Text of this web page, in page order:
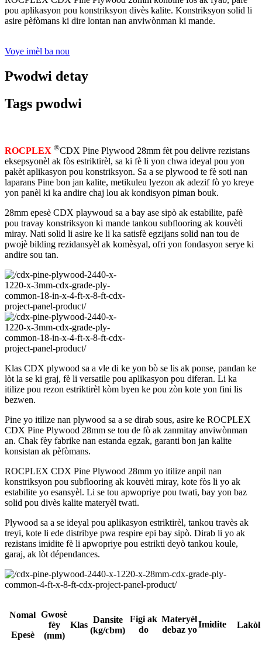
pou aplikasyon pou konstriksyon divès kalite. Konstriksyon solid li
asire pèfòmans ki dire lontan nan anviwònman ki mande.
Voye imèl ba nou
Pwodwi detay
Tags pwodwi
ROCPLEX ®CDX Pine Plywood 28mm fèt pou delivre rezistans
eksepsyonèl ak fòs estriktirèl, sa ki fè li yon chwa ideyal pou yon
pakèt aplikasyon pou konstriksyon. Sa a se plywood te fè soti nan
laparans Pine bon jan kalite, metikuleu lyezon ak adezif fò yo kreye
yon panèl ki ka andire chaj lou ak kondisyon piman bouk.
28mm epesè CDX playwoud sa a bay ase sipò ak estabilite, pafè
pou travay konstriksyon ki mande tankou subflooring ak kouvèti
miray. Nati solid li asire ke li ka satisfè egzijans solid nan tou de
pwojè bilding rezidansyèl ak komèsyal, ofri yon fondasyon serye ki
andire sou tan.
Klas CDX plywood sa a vle di ke yon bò se lis ak ponse, pandan ke
lòt la se ki graj, fè li versatile pou aplikasyon pou diferan. Li ka
itilize pou rezon estriktirèl kòm byen ke pou zòn kote yon fini lis
bezwen.
Pine yo itilize nan plywood sa a se dirab sous, asire ke ROCPLEX
CDX Pine Plywood 28mm se tou de fò ak zanmitay anviwònman
an. Chak fèy fabrike nan estanda egzak, garanti bon jan kalite
konsistan ak pèfòmans.
ROCPLEX CDX Pine Plywood 28mm yo itilize anpil nan
konstriksyon pou subflooring ak kouvèti miray, kote fòs li yo ak
estabilite yo esansyèl. Li se tou apwopriye pou twati, bay yon baz
solid pou divès kalite materyèl twati.
Plywood sa a se ideyal pou aplikasyon estriktirèl, tankou travès ak
treyi, kote li ede distribye pwa respire epi bay sipò. Dirab li yo ak
rezistans imidite fè li apwopriye pou estrikti deyò tankou koule,
garaj, ak lòt dépendances.
Nomal
Epesè
Gwosè
fèy
(mm)
Klas
Dansite
(kg/cbm)
Lakòl
Figi ak
do
Materyèl
debaz yo
Imidite